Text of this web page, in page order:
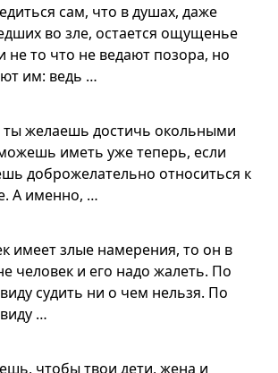
сам, что в душах, даже
во зле, остается ощущенье
не то что не ведают позора, но
им: ведь …
ты желаешь достичь окольными
иметь уже теперь, если
доброжелательно относиться к
А именно, …
имеет злые намерения, то он в
человек и его надо жалеть. По
судить ни о чем нельзя. По
…
чтобы твои дети, жена и